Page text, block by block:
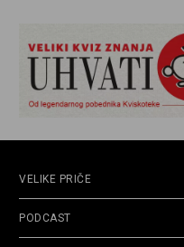
VELIKE PRIČE
PODCAST